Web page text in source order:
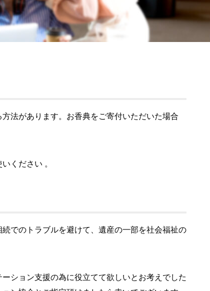
法があります。お香典をご寄付いただいた場合
ください 。
でのトラブルを避けて、遺産の一部を社会福祉の
ション支援の為に役立てて欲しいとお考えでした